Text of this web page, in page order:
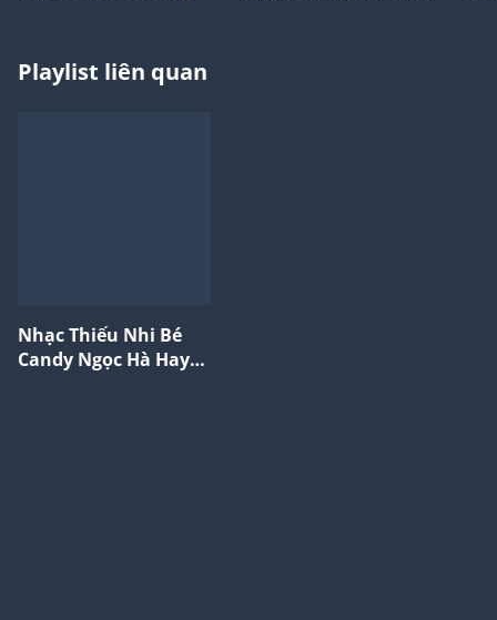
Playlist liên quan
Nhạc Thiếu Nhi Bé
Candy Ngọc Hà Hay